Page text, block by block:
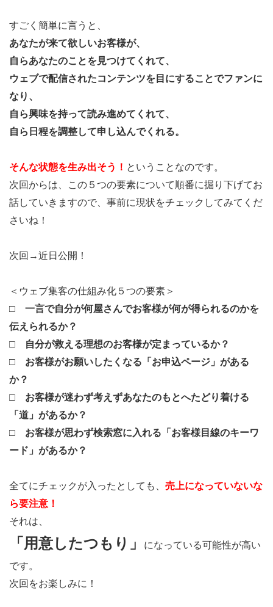
すごく簡単に言うと、
あなたが来て欲しいお客様が、
自らあなたのことを見つけてくれて、
ウェブで配信されたコンテンツを目にすることでファンに
なり、
自ら興味を持って読み進めてくれて、
自ら日程を調整して申し込んでくれる。
そんな状態を生み出そう！ ということなのです。
次回からは、この５つの要素について順番に掘り下げてお
話していきますので、事前に現状をチェックしてみてくだ
さいね！
次回→近日公開！
＜ウェブ集客の仕組み化５つの要素＞
□ 一言で自分が何屋さんでお客様が何が得られるのかを
伝えられるか？
□ 自分が救える理想のお客様が定まっているか？
□ お客様がお願いしたくなる「お申込ページ」がある
か？
□ お客様が迷わず考えずあなたのもとへたどり着ける
「道」があるか？
□ お客様が思わず検索窓に入れる「お客様目線のキーワ
ード」があるか？
全てにチェックが入ったとしても、 売上になっていないな
ら要注意！
それは、
「用意したつもり」
になっている可能性が高い
です。
次回をお楽しみに！